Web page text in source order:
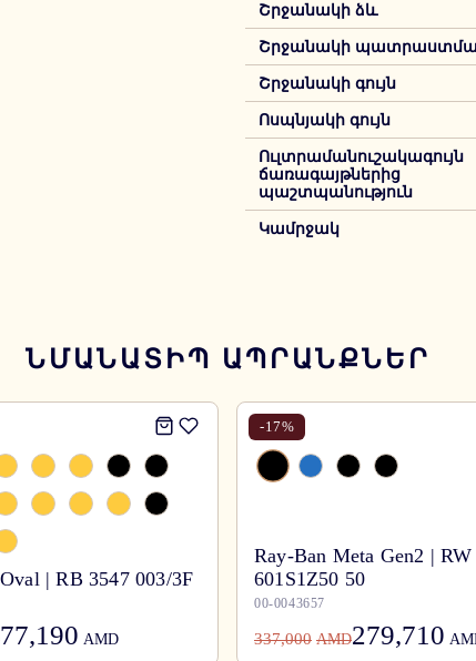
Շրջանակի ձև
Շրջանակի պատրաստման
Շրջանակի գույն
Ոսպնյակի գույն
Ուլտրամանուշակագույն
ճառագայթներից
պաշտպանություն
Կամրջակ
ՆՄԱՆԱՏԻՊ ԱՊՐԱՆՔՆԵՐ
| RB 3547 003/3F
77,190 AMD
-17%
Ray-Ban Meta Gen2 | RW
601S1Z50 50
00-0043657
337,000 AMD279,710